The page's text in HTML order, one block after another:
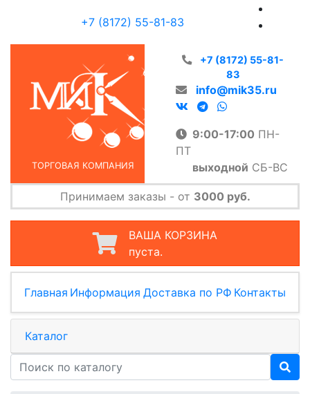
+7 (8172) 55-81-83
ТОРГОВАЯ КОМПАНИЯ
Принимаем заказы - от 3000 руб.
+7 (8172) 55-81-
83
info@mik35.ru
9:00-17:00 ПН-
ПТ
выходной СБ-ВС
ВАША КОРЗИНА
пуста.
Главная Информация Доставка по РФ Контакты
Каталог